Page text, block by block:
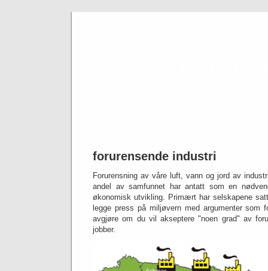
forurensende industri
Forurensning av våre luft, vann og jord av
andel av samfunnet har antatt som en
økonomisk utvikling. Primært har selskapene
legge press på miljøvern med argumenter som
avgjøre om du vil akseptere "noen grad" av
jobber.